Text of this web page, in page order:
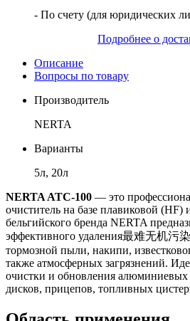
- По счету (для юридических
Подробнее о
Описание
Вопросы по товару
Производитель
NERTA
Варианты
5л, 20л
NERTA ATC-100 — это
очиститель на базе плавиковой (HF)
бельгийского бренда NERTA
эффективного удаления最难无机污
тормозной пыли, накипи,
также атмосферных загрязнений.
очистки и обновления алюминиевых
дисков, прицепов, топливных